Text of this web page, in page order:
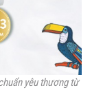
yêu thương từ